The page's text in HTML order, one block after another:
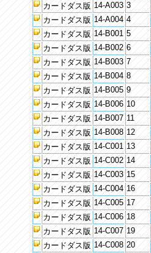
カードダス版 14-A003 3
カードダス版 14-A004 4
カードダス版 14-B001 5
カードダス版 14-B002 6
カードダス版 14-B003 7
カードダス版 14-B004 8
カードダス版 14-B005 9
カードダス版 14-B006 10
カードダス版 14-B007 11
カードダス版 14-B008 12
カードダス版 14-C001 13
カードダス版 14-C002 14
カードダス版 14-C003 15
カードダス版 14-C004 16
カードダス版 14-C005 17
カードダス版 14-C006 18
カードダス版 14-C007 19
カードダス版 14-C008 20